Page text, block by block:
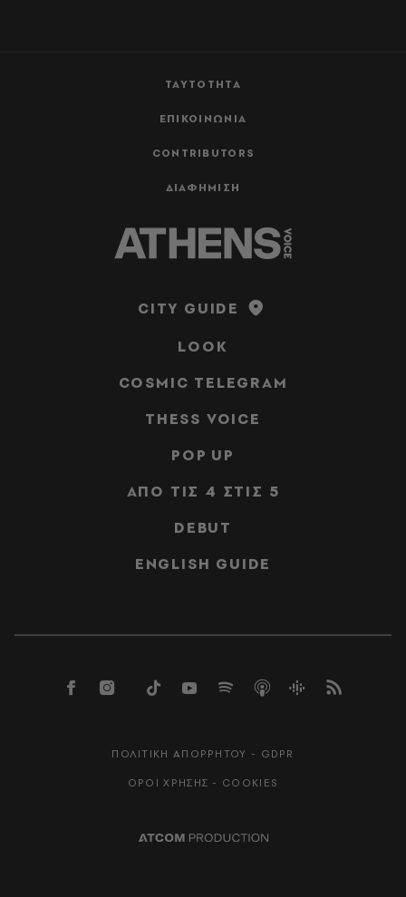
ΤΑΥΤΟΤΗΤΑ
ΕΠΙΚΟΙΝΩΝΙΑ
CONTRIBUTORS
ΔΙΑΦΗΜΙΣΗ
CITY GUIDE
LOOK
COSMIC TELEGRAM
THESS VOICE
POP UP
ΑΠΟ ΤΙΣ 4 ΣΤΙΣ 5
DEBUT
ENGLISH GUIDE
ΠΟΛΙΤΙΚΗ ΑΠΟΡΡΗΤΟΥ - GDPR
ΟΡΟΙ ΧΡΗΣΗΣ - COOKIES